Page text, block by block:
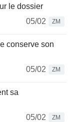
le dossier
05/02
ZM
conserve son
05/02
ZM
sa
05/02
ZM